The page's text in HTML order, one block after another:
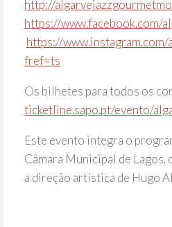
http://
https://www.facebook.com/
https://
fref=ts
Os bilhetes para todos os
ticketline.sapo.pt/evento/
Este evento integra o
Câmara Municipal de Lagos,
a direção artística de Hugo